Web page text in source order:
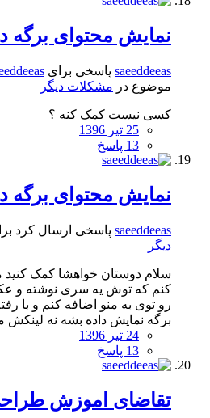
نمایش محتوای برگه
saeeddeeas پاسخی برای
موضوع در مشکلات دیگر
کسی نیست کمک کنه ؟
25 تیر 1396
13 پاسخ
نمایش محتوای برگه
saeeddeeas پاسخی ارسال کرد
دیگر
سلام دوستان خواهشا کمک
کنم که توش یه سری نوشته و
رو توی به منو اضافه کنم و با
برگه نمایش داده بشه نه
24 تیر 1396
13 پاسخ
تقاضای اموزش